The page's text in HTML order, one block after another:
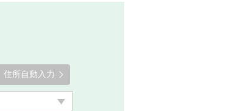
住所自動入力